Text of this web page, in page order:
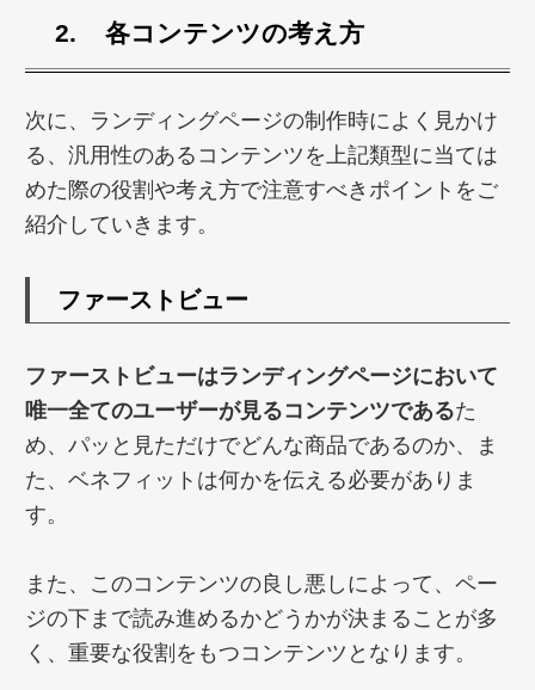
各コンテンツの考え方
次に、ランディングページの制作時によく見かけ
る、汎用性のあるコンテンツを上記類型に当ては
めた際の役割や考え方で注意すべきポイントをご
紹介していきます。
ファーストビュー
ファーストビューはランディングページにおいて
唯一全てのユーザーが見るコンテンツであるた
め、パッと見ただけでどんな商品であるのか、ま
た、ベネフィットは何かを伝える必要がありま
す。
また、このコンテンツの良し悪しによって、ペー
ジの下まで読み進めるかどうかが決まることが多
く、重要な役割をもつコンテンツとなります。